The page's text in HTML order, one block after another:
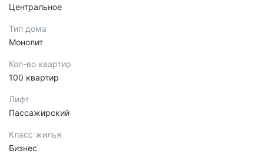
Центральное
Тип дома
Монолит
Кол-во квартир
100 квартир
Лифт
Пассажирский
Класс жилья
Бизнес